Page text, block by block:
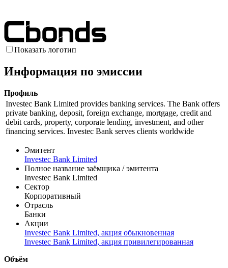
Показать логотип
Информация по эмиссии
Профиль
Investec Bank Limited provides banking services. The Bank offers
private banking, deposit, foreign exchange, mortgage, credit and
debit cards, property, corporate lending, investment, and other
financing services. Investec Bank serves clients worldwide
Эмитент
Investec Bank Limited
Полное название заёмщика / эмитента
Investec Bank Limited
Сектор
Корпоративный
Отрасль
Банки
Акции
Investec Bank Limited, акция обыкновенная
Investec Bank Limited, акция привилегированная
Объём